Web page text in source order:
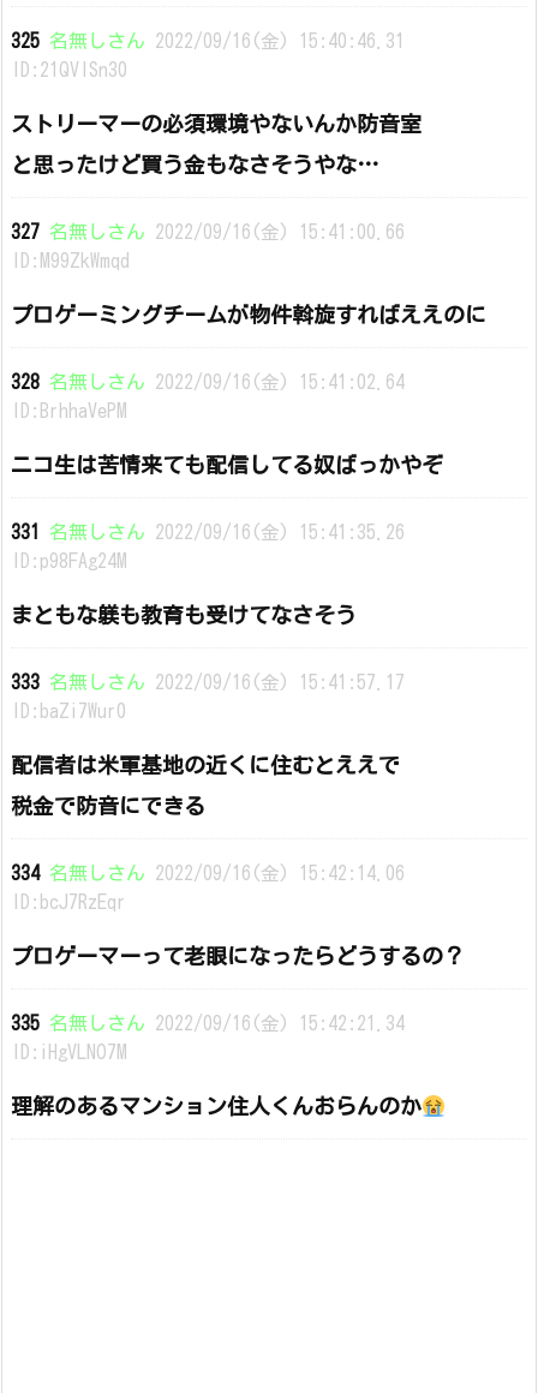
325 名無しさん 2022/09/16(金) 15:40:46.31
ID:21QVISn30
ストリーマーの必須環境やないんか防音室
と思ったけど買う金もなさそうやな…
327 名無しさん 2022/09/16(金) 15:41:00.66
ID:M99ZkWmqd
プロゲーミングチームが物件斡旋すればええのに
328 名無しさん 2022/09/16(金) 15:41:02.64
ID:BrhhaVePM
ニコ生は苦情来ても配信してる奴ばっかやぞ
331 名無しさん 2022/09/16(金) 15:41:35.26
ID:p98FAg24M
まともな躾も教育も受けてなさそう
333 名無しさん 2022/09/16(金) 15:41:57.17
ID:baZi7Wur0
配信者は米軍基地の近くに住むとええで
税金で防音にできる
334 名無しさん 2022/09/16(金) 15:42:14.06
ID:bcJ7RzEqr
プロゲーマーって老眼になったらどうするの？
335 名無しさん 2022/09/16(金) 15:42:21.34
ID:iHgVLNO7M
理解のあるマンション住人くんおらんのか